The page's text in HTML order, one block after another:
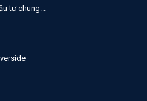
tư chung...